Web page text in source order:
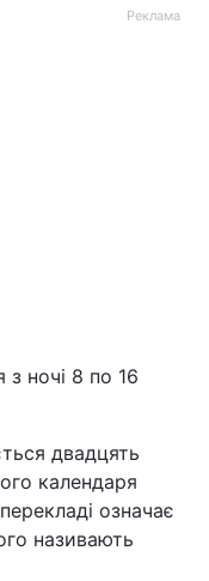
Реклама
з ночі 8 по 16
двадцять
календаря
означає
називають